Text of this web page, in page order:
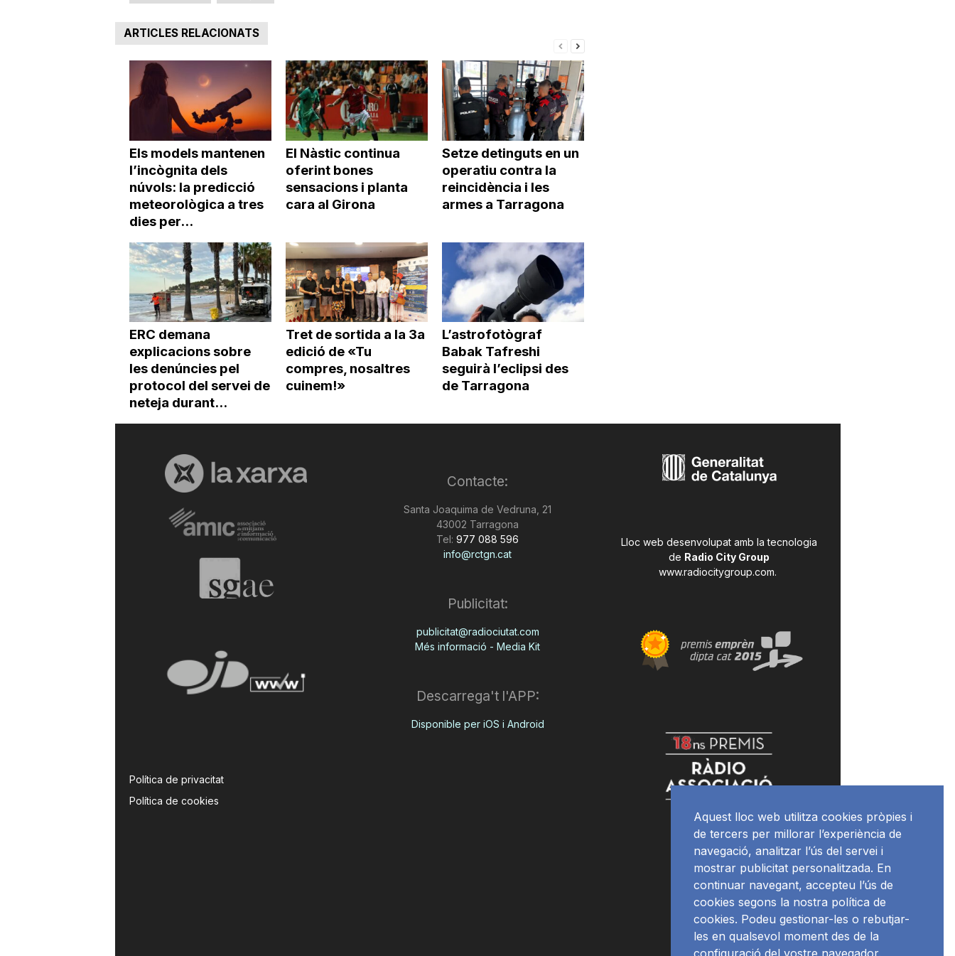
ARTICLES RELACIONATS
Els models mantenen
l’incògnita dels
núvols: la predicció
meteorològica a tres
dies per...
El Nàstic continua
oferint bones
sensacions i planta
cara al Girona
Setze detinguts en un
operatiu contra la
reincidència i les
armes a Tarragona
ERC demana
explicacions sobre
les denúncies pel
protocol del servei de
neteja durant...
Tret de sortida a la 3a
edició de «Tu
compres, nosaltres
cuinem!»
L’astrofotògraf
Babak Tafreshi
seguirà l’eclipsi des
de Tarragona
Política de privacitat
Política de cookies
Contacte:
Santa Joaquima de Vedruna, 21
43002 Tarragona
Tel: 977 088 596
info@rctgn.cat
Publicitat:
publicitat@radiociutat.com
Més informació - Media Kit
Descarrega't l'APP:
Disponible per iOS i Android
Lloc web desenvolupat amb la tecnologia
de Radio City Group
www.radiocitygroup.com.
Aquest lloc web utilitza cookies pròpies i
de tercers per millorar l’experiència de
navegació, analitzar l’ús del servei i
mostrar publicitat personalitzada. En
continuar navegant, accepteu l’ús de
cookies segons la nostra política de
cookies. Podeu gestionar-les o rebutjar-
les en qualsevol moment des de la